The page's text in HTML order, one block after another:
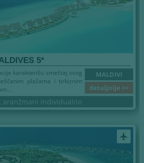
5*
MALDIVI
detaljnije >>
karakterišu smeštaj ovog
plažama i tirkiznim
aranžmani individualno
airplanemode_active